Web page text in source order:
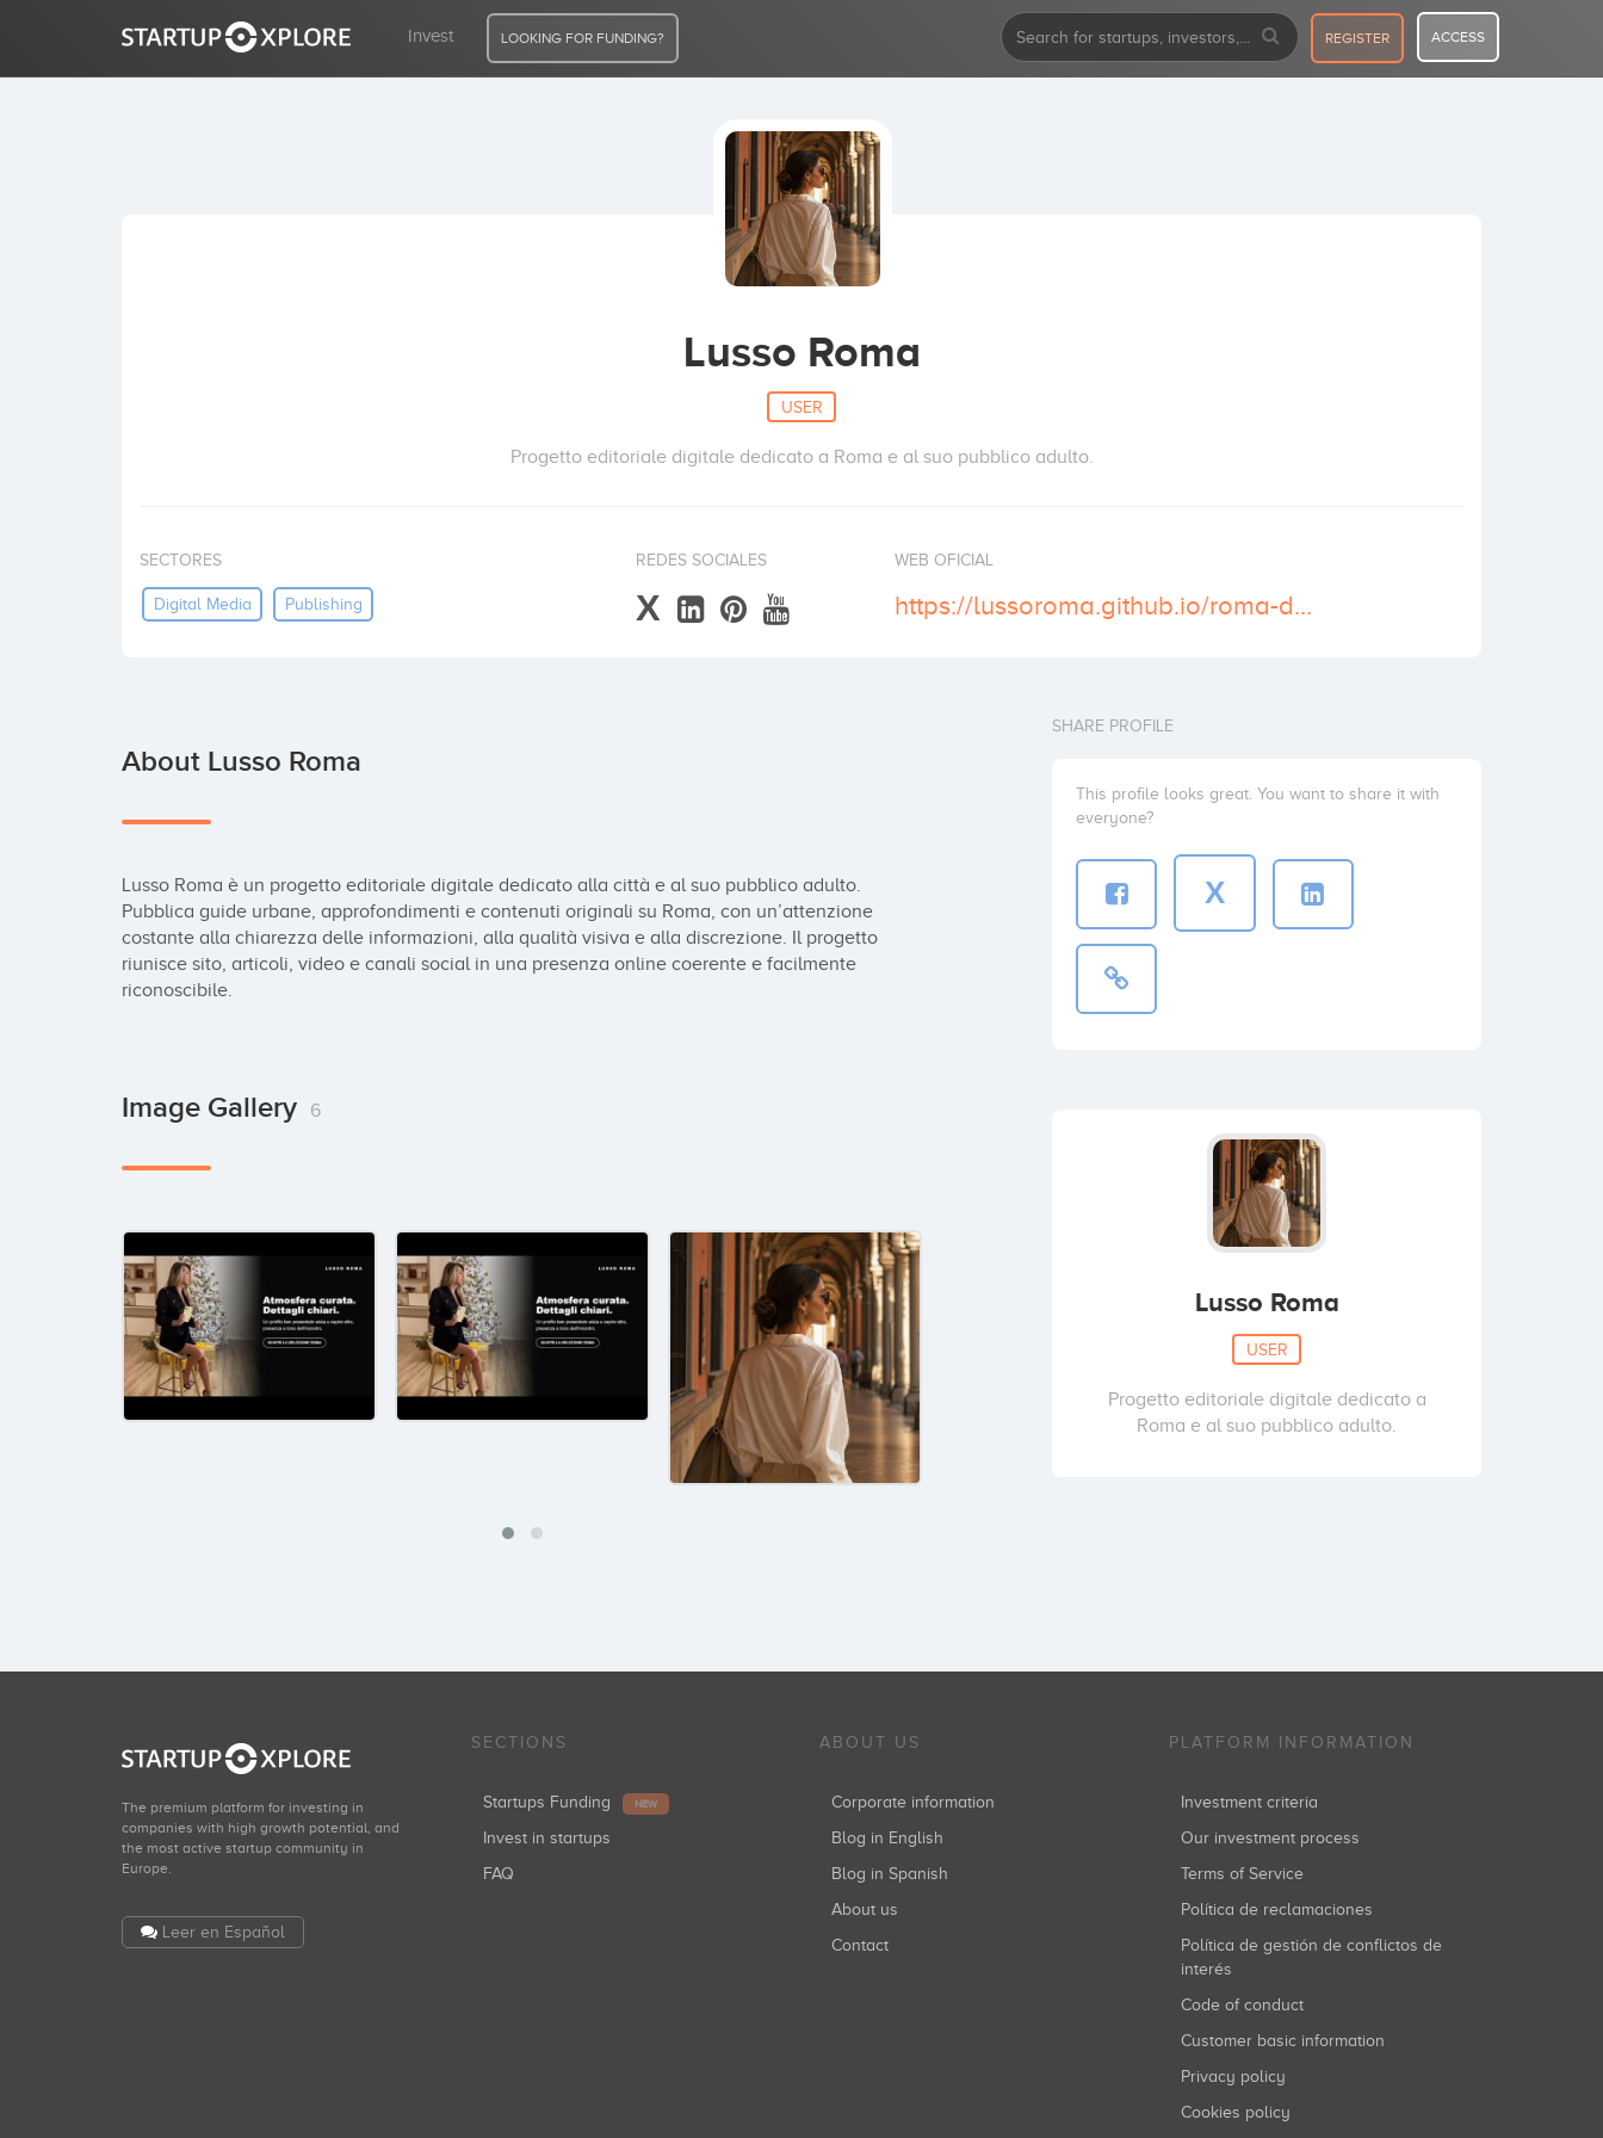
Invest LOOKING FOR FUNDING? REGISTER ACCESS
Lusso Roma
USER
Progetto editoriale digitale dedicato a Roma e al suo pubblico adulto.
SECTORES
Digital Media Publishing
REDES SOCIALES
X
WEB OFICIAL
https://lussoroma.github.io/roma-dopo-il-tramonto/
About Lusso Roma
Lusso Roma è un progetto editoriale digitale dedicato alla città e al suo pubblico adulto.
Pubblica guide urbane, approfondimenti e contenuti originali su Roma, con un’attenzione
costante alla chiarezza delle informazioni, alla qualità visiva e alla discrezione. Il progetto
riunisce sito, articoli, video e canali social in una presenza online coerente e facilmente
riconoscibile.
Image Gallery 6
SHARE PROFILE
This profile looks great. You want to share it with
everyone?
X
Lusso Roma
USER
Progetto editoriale digitale dedicato a
Roma e al suo pubblico adulto.
The premium platform for investing in
companies with high growth potential, and
the most active startup community in
Europe.
Leer en Español
SECTIONS
Startups Funding NEW
Invest in startups
FAQ
ABOUT US
Corporate information
Blog in English
Blog in Spanish
About us
Contact
PLATFORM INFORMATION
Investment criteria
Our investment process
Terms of Service
Política de reclamaciones
Política de gestión de conflictos de
interés
Code of conduct
Customer basic information
Privacy policy
Cookies policy